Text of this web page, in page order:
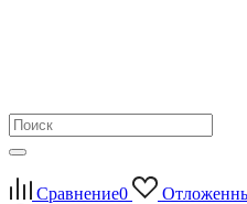
Сравнение0